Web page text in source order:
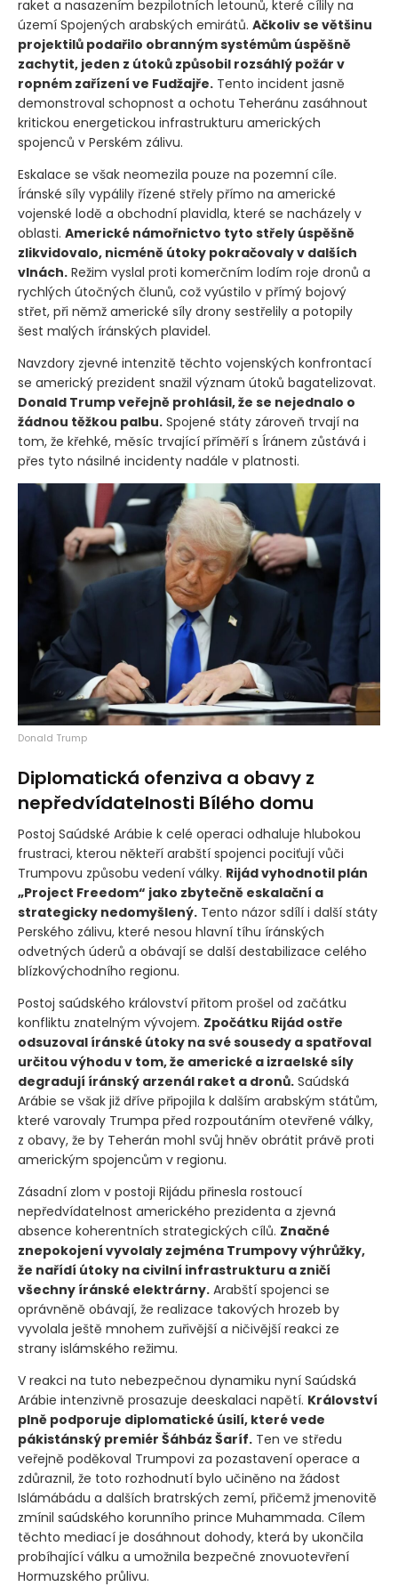
raket a nasazením bezpilotních letounů, které cílily na
území Spojených arabských emirátů. Ačkoliv se většinu
projektilů podařilo obranným systémům úspěšně
zachytit, jeden z útoků způsobil rozsáhlý požár v
ropném zařízení ve Fudžajře. Tento incident jasně
demonstroval schopnost a ochotu Teheránu zasáhnout
kritickou energetickou infrastrukturu amerických
spojenců v Perském zálivu.
Eskalace se však neomezila pouze na pozemní cíle.
Íránské síly vypálily řízené střely přímo na americké
vojenské lodě a obchodní plavidla, které se nacházely v
oblasti. Americké námořnictvo tyto střely úspěšně
zlikvidovalo, nicméně útoky pokračovaly v dalších
vlnách. Režim vyslal proti komerčním lodím roje dronů a
rychlých útočných člunů, což vyústilo v přímý bojový
střet, při němž americké síly drony sestřelily a potopily
šest malých íránských plavidel.
Navzdory zjevné intenzitě těchto vojenských konfrontací
se americký prezident snažil význam útoků bagatelizovat.
Donald Trump veřejně prohlásil, že se nejednalo o
žádnou těžkou palbu. Spojené státy zároveň trvají na
tom, že křehké, měsíc trvající příměří s Íránem zůstává i
přes tyto násilné incidenty nadále v platnosti.
Donald Trump
Diplomatická ofenziva a obavy z
nepředvídatelnosti Bílého domu
Postoj Saúdské Arábie k celé operaci odhaluje hlubokou
frustraci, kterou někteří arabští spojenci pociťují vůči
Trumpovu způsobu vedení války. Rijád vyhodnotil plán
„Project Freedom“ jako zbytečně eskalační a
strategicky nedomyšlený. Tento názor sdílí i další státy
Perského zálivu, které nesou hlavní tíhu íránských
odvetných úderů a obávají se další destabilizace celého
blízkovýchodního regionu.
Postoj saúdského království přitom prošel od začátku
konfliktu znatelným vývojem. Zpočátku Rijád ostře
odsuzoval íránské útoky na své sousedy a spatřoval
určitou výhodu v tom, že americké a izraelské síly
degradují íránský arzenál raket a dronů. Saúdská
Arábie se však již dříve připojila k dalším arabským státům,
které varovaly Trumpa před rozpoutáním otevřené války,
z obavy, že by Teherán mohl svůj hněv obrátit právě proti
americkým spojencům v regionu.
Zásadní zlom v postoji Rijádu přinesla rostoucí
nepředvídatelnost amerického prezidenta a zjevná
absence koherentních strategických cílů. Značné
znepokojení vyvolaly zejména Trumpovy výhrůžky,
že nařídí útoky na civilní infrastrukturu a zničí
všechny íránské elektrárny. Arabští spojenci se
oprávněně obávají, že realizace takových hrozeb by
vyvolala ještě mnohem zuřivější a ničivější reakci ze
strany islámského režimu.
V reakci na tuto nebezpečnou dynamiku nyní Saúdská
Arábie intenzivně prosazuje deeskalaci napětí. Království
plně podporuje diplomatické úsilí, které vede
pákistánský premiér Šáhbáz Šaríf. Ten ve středu
veřejně poděkoval Trumpovi za pozastavení operace a
zdůraznil, že toto rozhodnutí bylo učiněno na žádost
Islámábádu a dalších bratrských zemí, přičemž jmenovitě
zmínil saúdského korunního prince Muhammada. Cílem
těchto mediací je dosáhnout dohody, která by ukončila
probíhající válku a umožnila bezpečné znovuotevření
Hormuzského průlivu.